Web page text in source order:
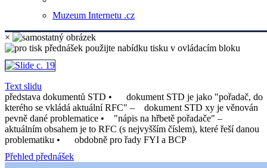
Muzeum Internetu .cz
×
Text slidu
představa dokumentů STD • dokument STD je jako "pořadač, do
kterého se vkládá aktuální RFC" – dokument STD xy je věnován
pevně dané problematice • "nápis na hřbetě pořadače" –
aktuálním obsahem je to RFC (s nejvyšším číslem), které řeší danou
problematiku • obdobně pro řady FYI a BCP
Přehled přednášek